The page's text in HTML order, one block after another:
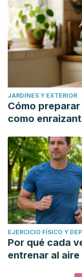
JARDINES Y EXTERIOR
Cómo
como
EJERCICIO FÍSICO Y
Por qué cada
entrenar al